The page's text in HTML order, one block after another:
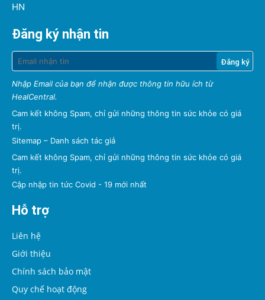
HN
Đăng ký nhận tin
Nhập Email của bạn để nhận được thông tin hữu ích từ
HealCentral.
Cam kết không Spam, chỉ gửi những thông tin sức khỏe có giá
trị.
Sitemap – Danh sách tác giả
Cam kết không Spam, chỉ gửi những thông tin sức khỏe có giá
trị.
Cập nhập tin tức Covid - 19 mới nhất
Hỗ trợ
Liên hệ
Giới thiệu
Chính sách bảo mật
Quy chế hoạt động